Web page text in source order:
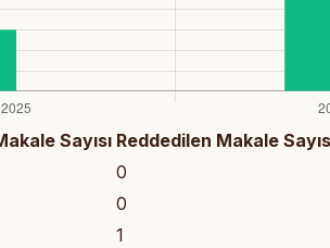
Sayısı Reddedilen Makale
0
0
1